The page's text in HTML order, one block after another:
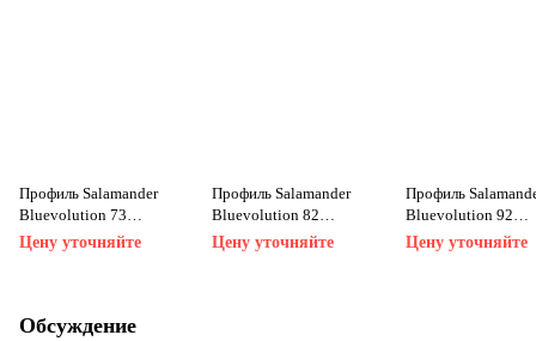
Профиль Salamander
Bluevolution 73
(Германия)
Цену уточняйте
Профиль Salamander
Bluevolution 82
(Германия)
Цену уточняйте
Профиль
Bluevolution 92
(Германия)
Цену уточняйте
Обсуждение